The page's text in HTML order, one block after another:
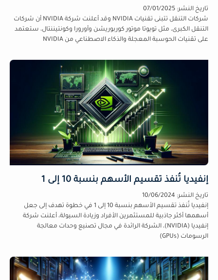
تاريخ النشر: 07/01/2025
شركات التنقل تتبنى تقنيات NVIDIA وقد أعلنت شركة NVIDIA أن شركات
التنقل الكبرى، مثل تويوتا موتور كوربوريشن وأورورا وكونتيننتال، ستعتمد
على تقنيات الحوسبة المعجلة والذكاء الاصطناعي من NVIDIA
إنفيديا تُنفذ تقسيم الأسهم بنسبة 10 إلى 1
تاريخ النشر: 10/06/2024
إنفيديا تُنفذ تقسيم الأسهم بنسبة 10 إلى 1 في خطوة تهدف إلى جعل
أسهمها أكثر جاذبية للمستثمرين الأفراد وزيادة السيولة، أعلنت شركة
إنفيديا (NVIDIA)، الشركة الرائدة في مجال تصنيع وحدات معالجة
الرسومات (GPUs)